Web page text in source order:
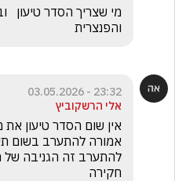
והפנצרית
23:32 - 03.05.2026
אלי הרשקוביץ
חקירה